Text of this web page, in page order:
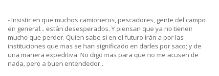
- Insistir en que muchos camioneros, pescadores, gente del campo
en general... están desesperados. Y piensan que ya no tienen
mucho que perder. Quien sabe si en el futuro irán a por las
instituciones que mas se han significado en darles por saco; y de
una manera expeditiva. No digo mas para que no me acusen de
nada, pero a buen entendedor..